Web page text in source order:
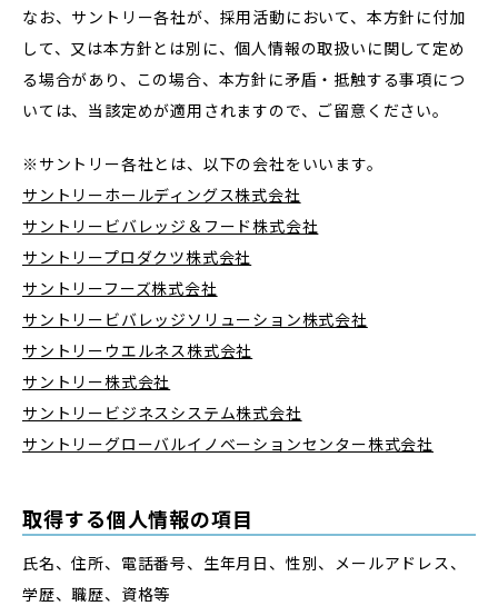
デザイナー部門
インターンシップ情報
経験者採用トップ
経験者マイページ・キャリア登録
経験者マイページ
キャリア登録
障がい者採用トップ
グローバル戦略
DX戦略
サステナブル経営×人財戦略
なお、サントリー各社が、採用活動において、本方針に付加
して、又は本方針とは別に、個人情報の取扱いに関して定め
る場合があり、この場合、本方針に矛盾・抵触する事項につ
いては、当該定めが適用されますので、ご留意ください。
※サントリー各社とは、以下の会社をいいます。
サントリーホールディングス株式会社
サントリービバレッジ＆フード株式会社
サントリープロダクツ株式会社
サントリーフーズ株式会社
サントリービバレッジソリューション株式会社
サントリーウエルネス株式会社
サントリー株式会社
サントリービジネスシステム株式会社
サントリーグローバルイノベーションセンター株式会社
取得する個人情報の項目
氏名、住所、電話番号、生年月日、性別、メールアドレス、
学歴、職歴、資格等